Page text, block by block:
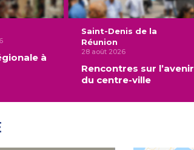
à
Saint-Denis de la
Réunion
28 août 2026
Rencontres sur l’avenir
du centre-ville